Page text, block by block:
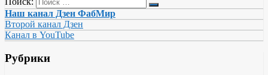
Наш канал Дзен ФабМир
Второй канал Дзен
Канал в YouTube
Рубрики